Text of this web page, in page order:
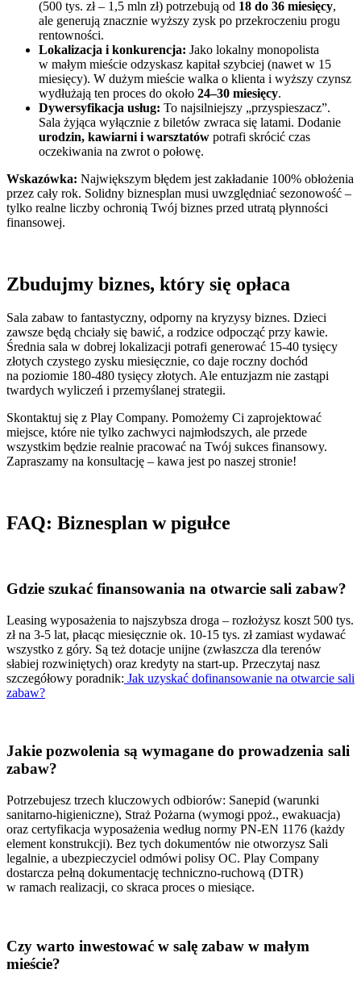
(500 tys. zł – 1,5 mln zł) potrzebują od 18 do 36 miesięcy,
ale generują znacznie wyższy zysk po przekroczeniu progu
rentowności.
Lokalizacja i konkurencja: Jako lokalny monopolista
w małym mieście odzyskasz kapitał szybciej (nawet w 15
miesięcy). W dużym mieście walka o klienta i wyższy czynsz
wydłużają ten proces do około 24–30 miesięcy.
Dywersyfikacja usług: To najsilniejszy „przyspieszacz”.
Sala żyjąca wyłącznie z biletów zwraca się latami. Dodanie
urodzin, kawiarni i warsztatów potrafi skrócić czas
oczekiwania na zwrot o połowę.
Wskazówka: Największym błędem jest zakładanie 100% obłożenia
przez cały rok. Solidny biznesplan musi uwzględniać sezonowość –
tylko realne liczby ochronią Twój biznes przed utratą płynności
finansowej.
Zbudujmy biznes, który się opłaca
Sala zabaw to fantastyczny, odporny na kryzysy biznes. Dzieci
zawsze będą chciały się bawić, a rodzice odpocząć przy kawie.
Średnia sala w dobrej lokalizacji potrafi generować 15-40 tysięcy
złotych czystego zysku miesięcznie, co daje roczny dochód
na poziomie 180-480 tysięcy złotych. Ale entuzjazm nie zastąpi
twardych wyliczeń i przemyślanej strategii.
Skontaktuj się z Play Company. Pomożemy Ci zaprojektować
miejsce, które nie tylko zachwyci najmłodszych, ale przede
wszystkim będzie realnie pracować na Twój sukces finansowy.
Zapraszamy na konsultację – kawa jest po naszej stronie!
FAQ: Biznesplan w pigułce
Gdzie szukać finansowania na otwarcie sali zabaw?
Leasing wyposażenia to najszybsza droga – rozłożysz koszt 500 tys.
zł na 3-5 lat, płacąc miesięcznie ok. 10-15 tys. zł zamiast wydawać
wszystko z góry. Są też dotacje unijne (zwłaszcza dla terenów
słabiej rozwiniętych) oraz kredyty na start-up. Przeczytaj nasz
szczegółowy poradnik: Jak uzyskać dofinansowanie na otwarcie sali
zabaw?
Jakie pozwolenia są wymagane do prowadzenia sali
zabaw?
Potrzebujesz trzech kluczowych odbiorów: Sanepid (warunki
sanitarno-higieniczne), Straż Pożarna (wymogi ppoż., ewakuacja)
oraz certyfikacja wyposażenia według normy PN-EN 1176 (każdy
element konstrukcji). Bez tych dokumentów nie otworzysz Sali
legalnie, a ubezpieczyciel odmówi polisy OC. Play Company
dostarcza pełną dokumentację techniczno-ruchową (DTR)
w ramach realizacji, co skraca proces o miesiące.
Czy warto inwestować w salę zabaw w małym
mieście?